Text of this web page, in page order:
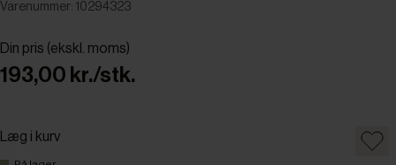
Varenummer: 10294323
Din pris (ekskl. moms)
193,00 kr./stk.
Læg i kurv